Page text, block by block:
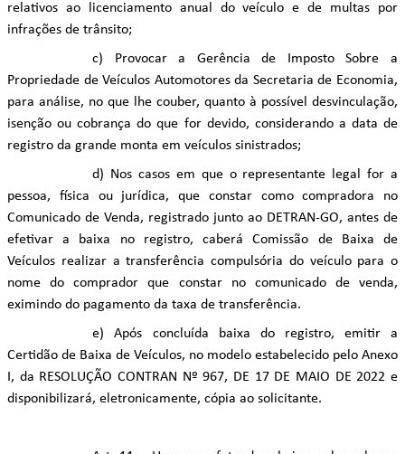
relativos ao licenciamento anual do veículo e de multas por
infrações de trânsito;
c) Provocar a Gerência de Imposto Sobre a
Propriedade de Veículos Automotores da Secretaria de Economia,
para análise, no que lhe couber, quanto à possível desvinculação,
isenção ou cobrança do que for devido, considerando a data de
registro da grande monta em veículos sinistrados;
d) Nos casos em que o representante legal for a
pessoa, física ou jurídica, que constar como compradora no
Comunicado de Venda, registrado junto ao DETRAN-GO, antes de
efetivar a baixa no registro, caberá Comissão de Baixa de
Veículos realizar a transferência compulsória do veículo para o
nome do comprador que constar no comunicado de venda,
eximindo do pagamento da taxa de transferência.
e) Após concluída baixa do registro, emitir a
Certidão de Baixa de Veículos, no modelo estabelecido pelo Anexo
I, da RESOLUÇÃO CONTRAN Nº 967, DE 17 DE MAIO DE 2022 e
disponibilizará, eletronicamente, cópia ao solicitante.